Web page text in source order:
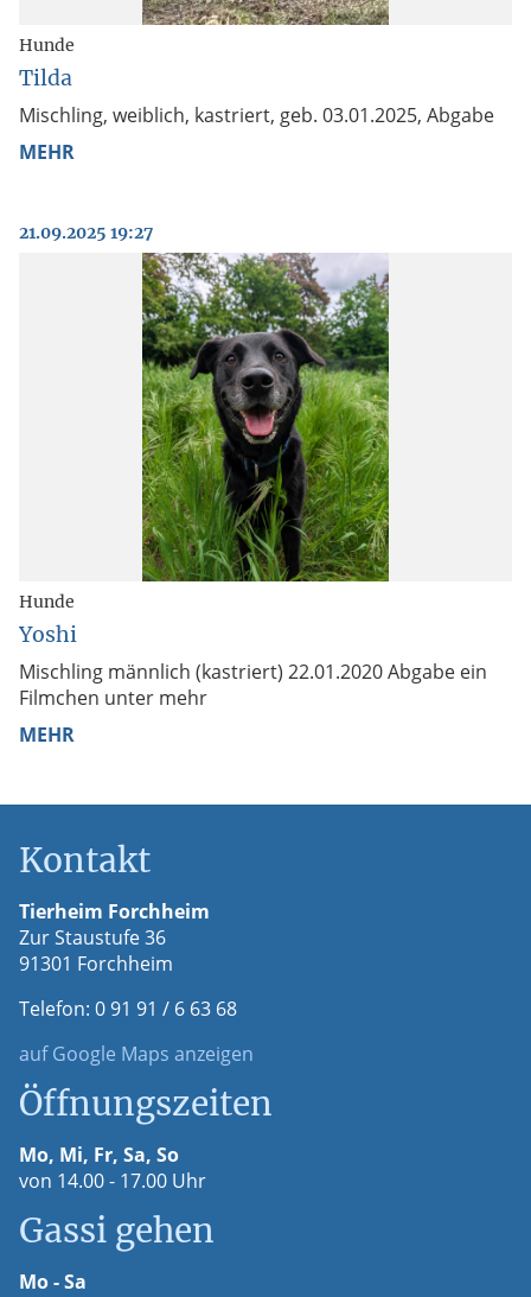
Hunde
Tilda
Mischling, weiblich, kastriert, geb. 03.01.2025, Abgabe
MEHR
21.09.2025 19:27
Hunde
Yoshi
Mischling männlich (kastriert) 22.01.2020 Abgabe ein
Filmchen unter mehr
MEHR
Kontakt
Tierheim Forchheim
Zur Staustufe 36
91301 Forchheim
Telefon: 0 91 91 / 6 63 68
auf Google Maps anzeigen
Öffnungszeiten
Mo, Mi, Fr, Sa, So
von 14.00 - 17.00 Uhr
Gassi gehen
Mo - Sa